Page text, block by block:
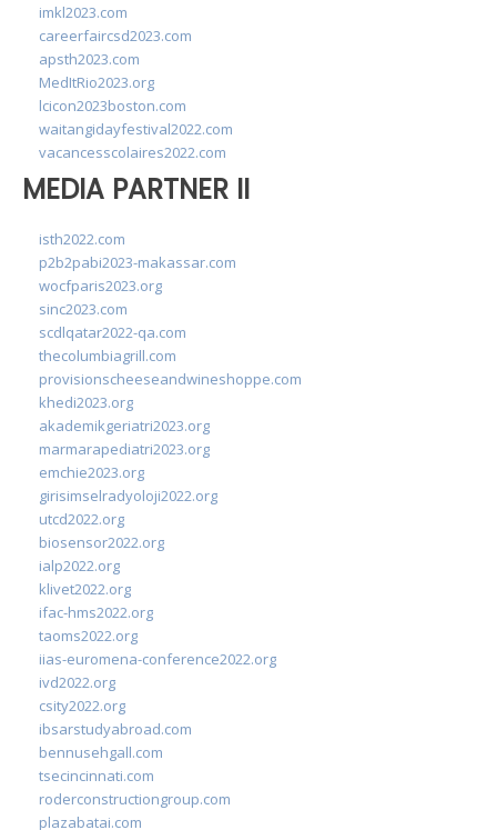
imkl2023.com
careerfaircsd2023.com
apsth2023.com
MedItRio2023.org
lcicon2023boston.com
waitangidayfestival2022.com
vacancesscolaires2022.com
MEDIA PARTNER II
isth2022.com
p2b2pabi2023-makassar.com
wocfparis2023.org
sinc2023.com
scdlqatar2022-qa.com
thecolumbiagrill.com
provisionscheeseandwineshoppe.com
khedi2023.org
akademikgeriatri2023.org
marmarapediatri2023.org
emchie2023.org
girisimselradyoloji2022.org
utcd2022.org
biosensor2022.org
ialp2022.org
klivet2022.org
ifac-hms2022.org
taoms2022.org
iias-euromena-conference2022.org
ivd2022.org
csity2022.org
ibsarstudyabroad.com
bennusehgall.com
tsecincinnati.com
roderconstructiongroup.com
plazabatai.com